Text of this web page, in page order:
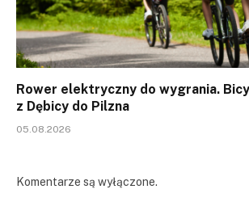
Rower elektryczny do wygrania.
z Dębicy do Pilzna
05.08.2026
Komentarze są wyłączone.